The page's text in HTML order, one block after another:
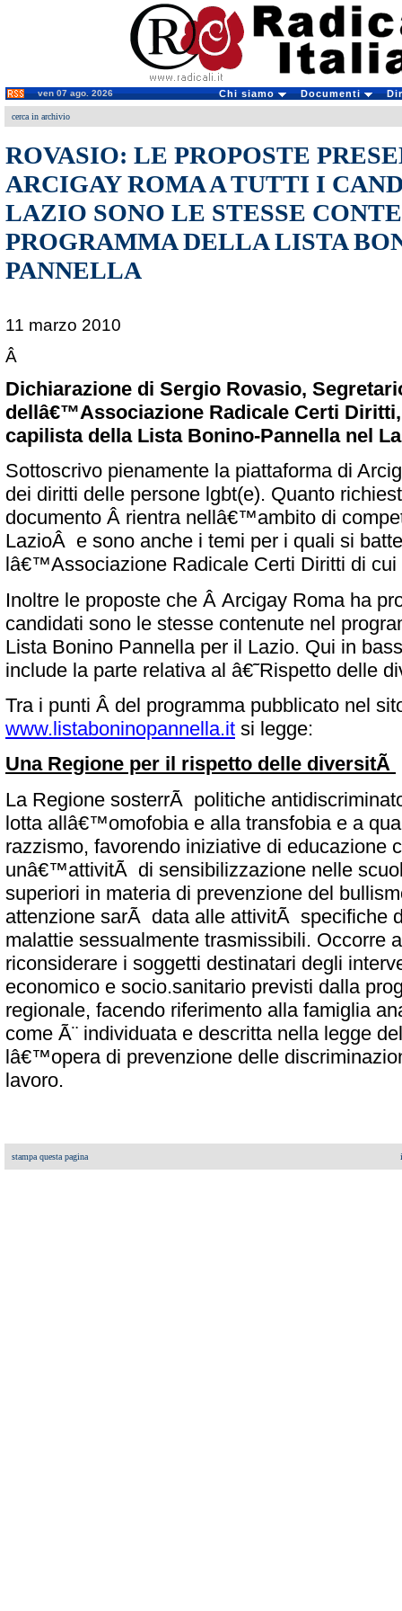
ven 07 ago. 2026 Chi siamo Documenti
cerca in archivio
ROVASIO: LE PROPOSTE
ARCIGAY ROMA A TUTTI I
LAZIO SONO LE STESSE
PROGRAMMA DELLA LISTA
PANNELLA
11 marzo 2010
Â
Dichiarazione di Sergio Rovasio,
dellâ€™Associazione Radicale Certi
capilista della Lista Bonino-Pannella nel
Sottoscrivo pienamente la piattaforma di
dei diritti delle persone lgbt(e). Quanto
documento Â rientra nellâ€™ambito di
LazioÂ e sono anche i temi per i quali si
lâ€™Associazione Radicale Certi Diritti di
Inoltre le proposte che Â Arcigay Roma ha
candidati sono le stesse contenute nel
Lista Bonino Pannella per il Lazio. Qui in
include la parte relativa al â€˜Rispetto delle
Tra i punti Â del programma pubblicato nel
www.listaboninopannella.it si legge:
Una Regione per il rispetto delle diversitÃ
La Regione sosterrÃ politiche
lotta allâ€™omofobia e alla transfobia e a
razzismo, favorendo iniziative di educazione
unâ€™attivitÃ di sensibilizzazione nelle
superiori in materia di prevenzione del
attenzione sarÃ data alle attivitÃ specifiche
malattie sessualmente trasmissibili. Occorre
riconsiderare i soggetti destinatari degli
economico e socio.sanitario previsti dalla
regionale, facendo riferimento alla famiglia
come Ã¨ individuata e descritta nella legge
lâ€™opera di prevenzione delle
lavoro.
stampa questa pagina